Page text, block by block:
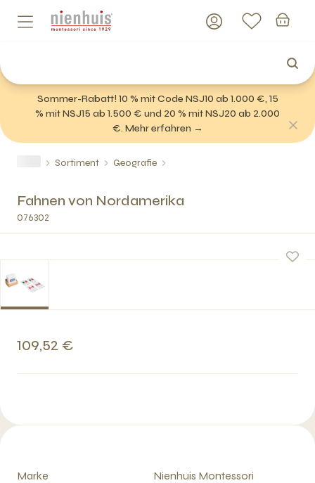
Sommer-Rabatt! 10 % mit Code NSJ10 ab 1.000 €, 15
% mit NSJ15 ab 1.500 € und 20 % mit NSJ20 ab 2.000
€. Mehr erfahren →
Sortiment Geografie
Fahnen von Nordamerika
076302
109,52 €
Marke
Nienhuis Montessori